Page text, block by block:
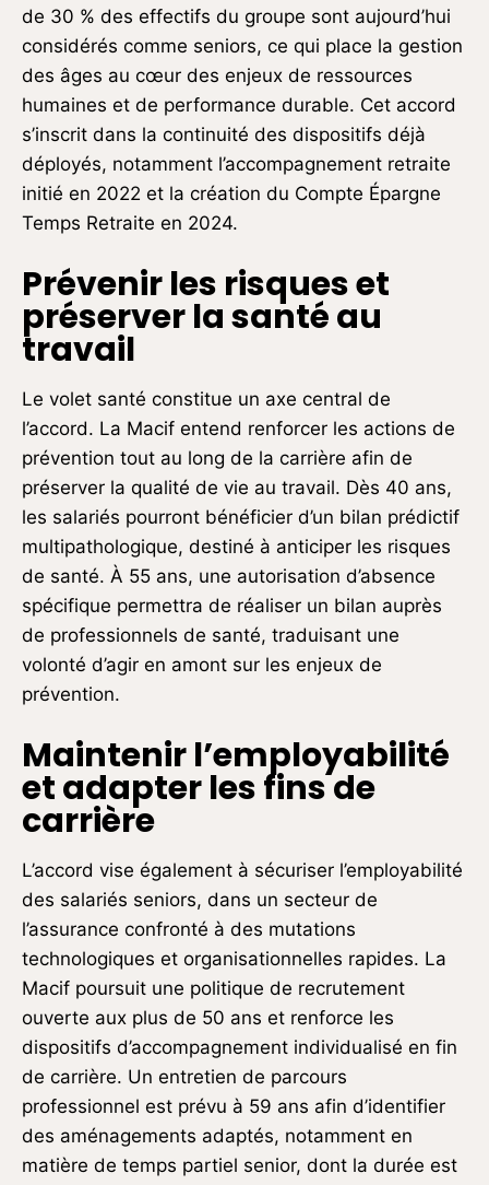
de 30 % des effectifs du groupe sont aujourd’hui
considérés comme seniors, ce qui place la gestion
des âges au cœur des enjeux de ressources
humaines et de performance durable. Cet accord
s’inscrit dans la continuité des dispositifs déjà
déployés, notamment l’accompagnement retraite
initié en 2022 et la création du Compte Épargne
Temps Retraite en 2024.
Prévenir les risques et
préserver la santé au
travail
Le volet santé constitue un axe central de
l’accord. La Macif entend renforcer les actions de
prévention tout au long de la carrière afin de
préserver la qualité de vie au travail. Dès 40 ans,
les salariés pourront bénéficier d’un bilan prédictif
multipathologique, destiné à anticiper les risques
de santé. À 55 ans, une autorisation d’absence
spécifique permettra de réaliser un bilan auprès
de professionnels de santé, traduisant une
volonté d’agir en amont sur les enjeux de
prévention.
Maintenir l’employabilité
et adapter les fins de
carrière
L’accord vise également à sécuriser l’employabilité
des salariés seniors, dans un secteur de
l’assurance confronté à des mutations
technologiques et organisationnelles rapides. La
Macif poursuit une politique de recrutement
ouverte aux plus de 50 ans et renforce les
dispositifs d’accompagnement individualisé en fin
de carrière. Un entretien de parcours
professionnel est prévu à 59 ans afin d’identifier
des aménagements adaptés, notamment en
matière de temps partiel senior, dont la durée est